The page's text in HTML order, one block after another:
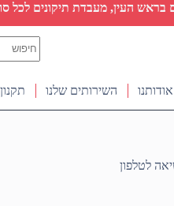
העין, מעבדת תיקונים לכל
results
אודותנו השירותים שלנו
לטלפון